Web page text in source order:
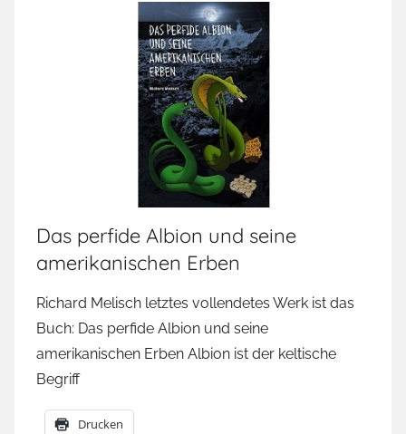
Das perfide Albion und seine
amerikanischen Erben
Richard Melisch letztes vollendetes Werk ist das
Buch: Das perfide Albion und seine
amerikanischen Erben Albion ist der keltische
Begriff
Drucken